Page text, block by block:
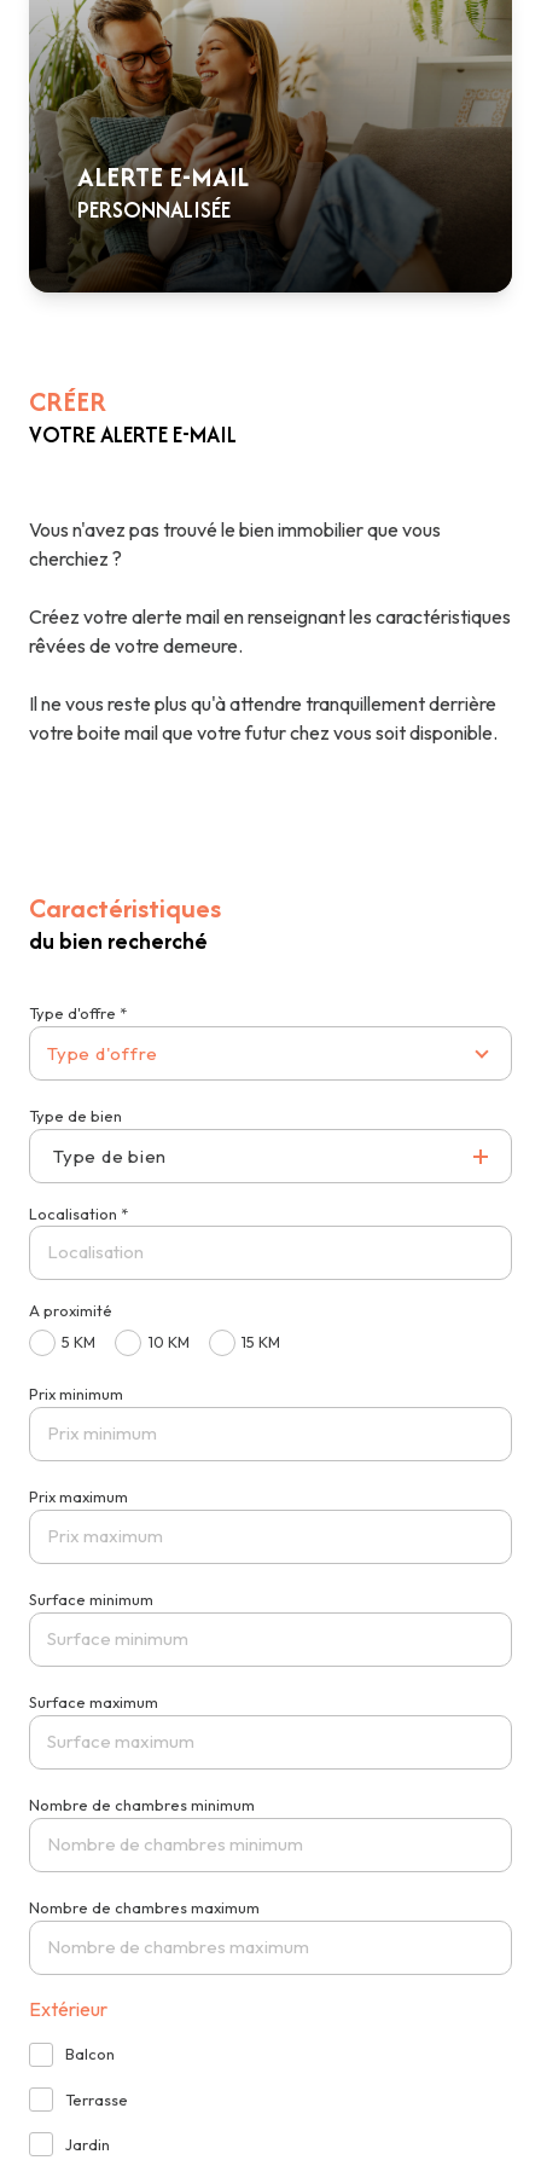
NOS
SERVICES
CONTACT
ALERTE E-MAIL
PERSONNALISÉE
CRÉER
VOTRE ALERTE E-MAIL
Vous n'avez pas trouvé le bien immobilier que vous
cherchiez ?
Créez votre alerte mail en renseignant les caractéristiques
rêvées de votre demeure.
Il ne vous reste plus qu'à attendre tranquillement derrière
votre boite mail que votre futur chez vous soit disponible.
Caractéristiques
du bien recherché
Type d'offre *
Type d'offre
Type de bien
Type de bien
Localisation *
A proximité
5 KM
10 KM 15 KM
Prix minimum
Prix maximum
Surface minimum
Surface maximum
Nombre de chambres minimum
Nombre de chambres maximum
Extérieur
Balcon
Terrasse
Jardin